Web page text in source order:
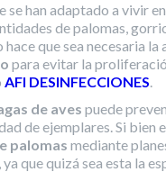
se han adaptado a vivir
de palomas,
que sea necesaria
para evitar la
AFI DESINFECCIONES.
de aves puede
de ejemplares. Si bien
palomas mediante
ya que quizá sea esta la